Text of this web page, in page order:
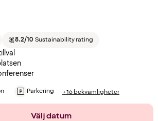
8.2/10 Sustainability rating
Parkering +16 bekvämligheter
Välj datum